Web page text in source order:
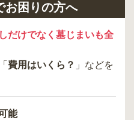
お困りの方へ
だけでなく墓じまいも全
費用はいくら？ 」などを
能